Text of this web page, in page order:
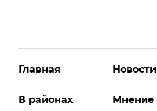
Главная
В районах
Новости
Мнение